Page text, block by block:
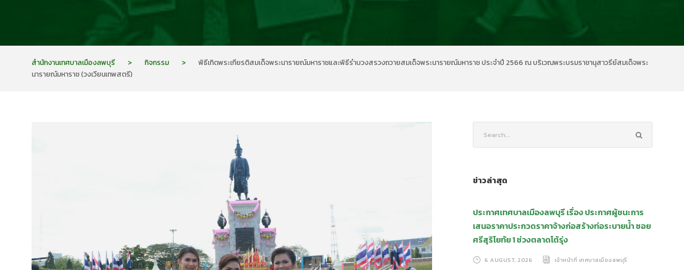
สำนักงานเทศบาลเมืองลพบุรี > กิจกรรม >
พิธีเทิดพระเกียรติสมเด็จพระนารายณ์มหาราชและพิธีรำบวงสรวงถวายสมเด็จพระนารายณ์มหาราช ประจำปี 2566 ณ บริเวณพระบรมราชานุสาวรีย์สมเด็จพระ
นารายณ์มหาราช (วงเวียนเทพสตรี)
ข่าวล่าสุด
ประกาศเทศบาลเมืองลพบุรี เรื่อง ประกาศผู้ชนะการ
เสนอราคาประกวดราคาจ้างก่อสร้างท่อระบายน้ำ ซอย
ศรีสุริโยทัย 1 ช่วงตลาดโต้รุ่ง
6 AUGUST, 2026 เจ้าหน้าที่ เทศบาลเมืองลพบุรี